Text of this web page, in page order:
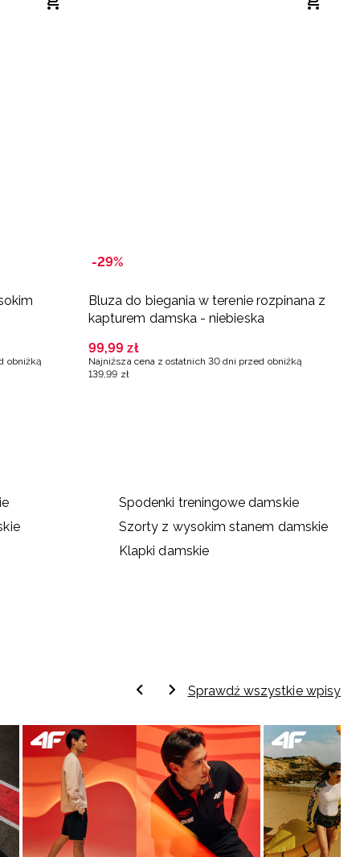
obniżką
-29%
Bluza do biegania w terenie rozpinana z
kapturem damska - niebieska
99,99 zł
Najniższa cena z ostatnich 30 dni przed obniżką
139 ,99 zł
Spodenki treningowe damskie
Szorty z wysokim stanem damskie
Klapki damskie
Sprawdź wszystkie wpisy